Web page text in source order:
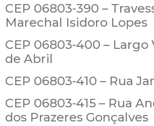
CEP 06803-390 –
Marechal Isidoro Lopes
CEP 06803-400 – Largo
de Abril
CEP 06803-410 – Rua
CEP 06803-415 – Rua
dos Prazeres Gonçalves